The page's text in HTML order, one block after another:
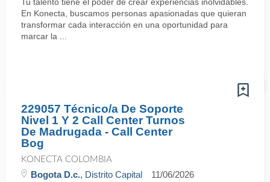
En Konecta, buscamos personas apasionadas que quieran
transformar cada interacción en una oportunidad para
marcar la ...
229057 Técnico/a De Soporte
Nivel 1 Y 2 Call Center Turnos
De Madrugada - Call Center
Bog
KONECTA COLOMBIA
Bogota D.c., Distrito Capital 11/06/2026